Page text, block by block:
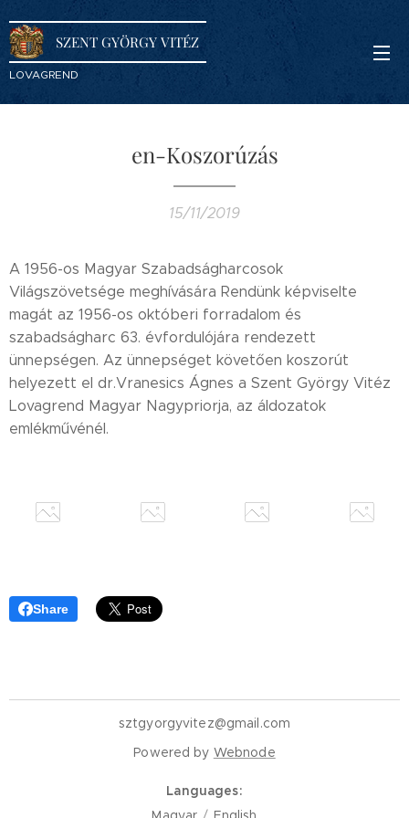
SZENT GYÖRGY VITÉZ
LOVAGREND
en-Koszorúzás
15/11/2019
A 1956-os Magyar Szabadságharcosok
Világszövetsége meghívására Rendünk képviselte
magát az 1956-os októberi forradalom és
szabadságharc 63. évfordulójára rendezett
ünnepségen. Az ünnepséget követően koszorút
helyezett el dr.Vranesics Ágnes a Szent György Vitéz
Lovagrend Magyar Nagypriorja, az áldozatok
emlékművénél.
Share
sztgyorgyvitez@gmail.com
Powered by Webnode
Languages